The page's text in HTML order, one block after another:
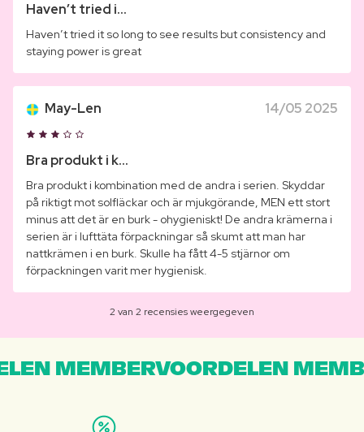
Haven’t tried i...
Haven’t tried it so long to see results but consistency and
staying power is great
May-Len 14/05 2025
Bra produkt i k...
Bra produkt i kombination med de andra i serien. Skyddar
på riktigt mot solfläckar och är mjukgörande, MEN ett stort
minus att det är en burk - ohygieniskt! De andra krämerna i
serien är i lufttäta förpackningar så skumt att man har
nattkrämen i en burk. Skulle ha fått 4-5 stjärnor om
förpackningen varit mer hygienisk.
2 van 2 recensies weergegeven
MEMBERVOORDELEN